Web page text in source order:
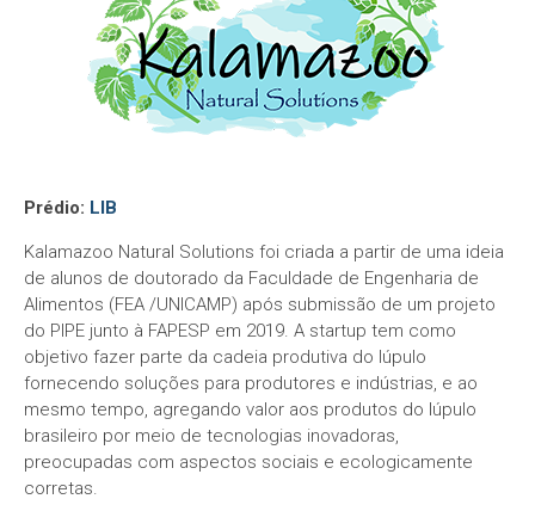
Prédio: LIB
Kalamazoo Natural Solutions foi criada a partir de uma ideia
de alunos de doutorado da Faculdade de Engenharia de
Alimentos (FEA /UNICAMP) após submissão de um projeto
do PIPE junto à FAPESP em 2019. A startup tem como
objetivo fazer parte da cadeia produtiva do lúpulo
fornecendo soluções para produtores e indústrias, e ao
mesmo tempo, agregando valor aos produtos do lúpulo
brasileiro por meio de tecnologias inovadoras,
preocupadas com aspectos sociais e ecologicamente
corretas.